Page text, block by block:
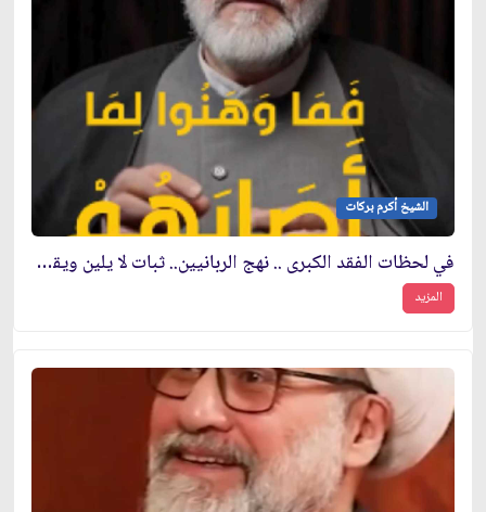
الشيخ أكرم بركات
في لحظات الفقد الكبرى .. نهج الربانيين.. ثبات لا يلين ويقين لا يتزعزع
المزيد